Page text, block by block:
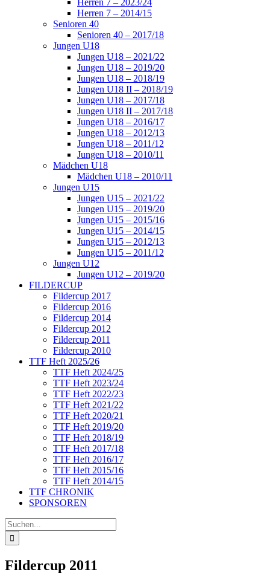
Herren 7 – 2023/24
Herren 7 – 2014/15
Senioren 40
Senioren 40 – 2017/18
Jungen U18
Jungen U18 – 2021/22
Jungen U18 – 2019/20
Jungen U18 – 2018/19
Jungen U18 II – 2018/19
Jungen U18 – 2017/18
Jungen U18 II – 2017/18
Jungen U18 – 2016/17
Jungen U18 – 2012/13
Jungen U18 – 2011/12
Jungen U18 – 2010/11
Mädchen U18
Mädchen U18 – 2010/11
Jungen U15
Jungen U15 – 2021/22
Jungen U15 – 2019/20
Jungen U15 – 2015/16
Jungen U15 – 2014/15
Jungen U15 – 2012/13
Jungen U15 – 2011/12
Jungen U12
Jungen U12 – 2019/20
FILDERCUP
Fildercup 2017
Fildercup 2016
Fildercup 2014
Fildercup 2012
Fildercup 2011
Fildercup 2010
TTF Heft 2025/26
TTF Heft 2024/25
TTF Heft 2023/24
TTF Heft 2022/23
TTF Heft 2021/22
TTF Heft 2020/21
TTF Heft 2019/20
TTF Heft 2018/19
TTF Heft 2017/18
TTF Heft 2016/17
TTF Heft 2015/16
TTF Heft 2014/15
TTF CHRONIK
SPONSOREN
Suche
nach:
Fildercup 2011